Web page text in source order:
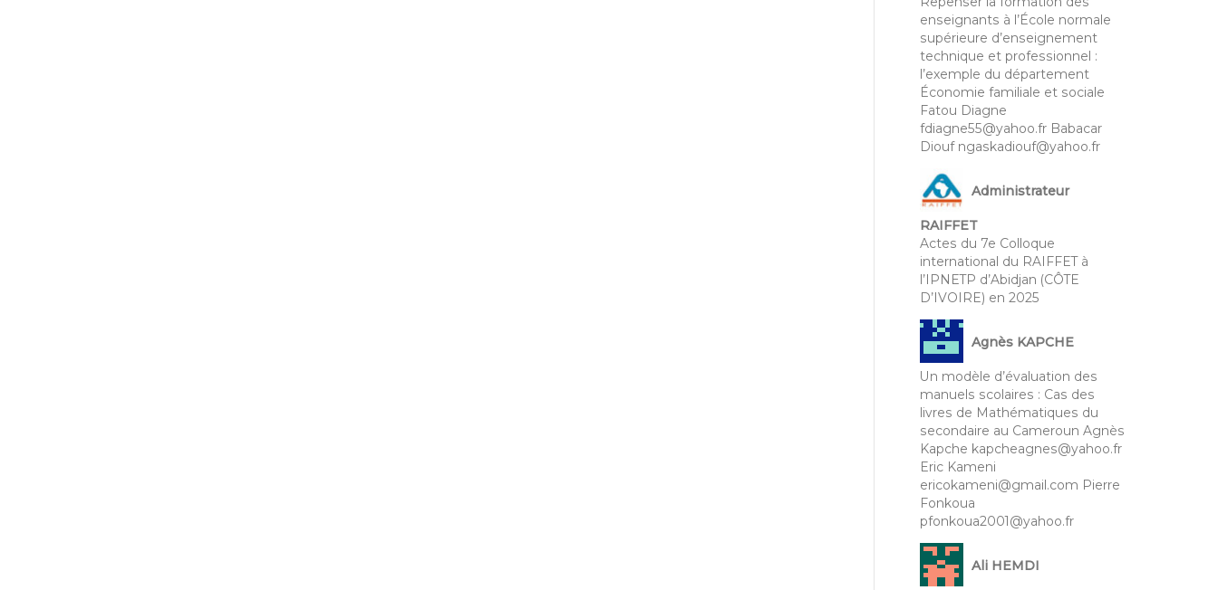
enseignants à l’École normale
supérieure d’enseignement
technique et professionnel :
l’exemple du département
Économie familiale et sociale
Fatou Diagne
fdiagne55@yahoo.fr Babacar
Diouf ngaskadiouf@yahoo.fr
Administrateur
RAIFFET
Actes du 7e Colloque
international du RAIFFET à
l’IPNETP d’Abidjan (CÔTE
D’IVOIRE) en 2025
Agnès KAPCHE
Un modèle d’évaluation des
manuels scolaires : Cas des
livres de Mathématiques du
secondaire au Cameroun Agnès
Kapche kapcheagnes@yahoo.fr
Eric Kameni
ericokameni@gmail.com Pierre
Fonkoua
pfonkoua2001@yahoo.fr
Ali HEMDI